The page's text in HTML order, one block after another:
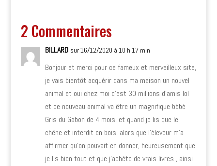
2 Commentaires
BILLARD sur 16/12/2020 à 10 h 17 min
Bonjour et merci pour ce fameux et merveilleux site,
je vais bientôt acquérir dans ma maison un nouvel
animal et oui chez moi c’est 30 millions d’amis lol
et ce nouveau animal va être un magnifique bébé
Gris du Gabon de 4 mois, et quand je lis que le
chêne et interdit en bois, alors que l’éleveur m’a
affirmer qu’on pouvait en donner, heureusement que
je lis bien tout et que j’achète de vrais livres , ainsi